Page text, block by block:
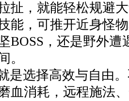
扯，就能轻松规避
能，可推开近身怪
BOSS，还是野外遭
。
是选择高效与自由
血消耗，远程施法